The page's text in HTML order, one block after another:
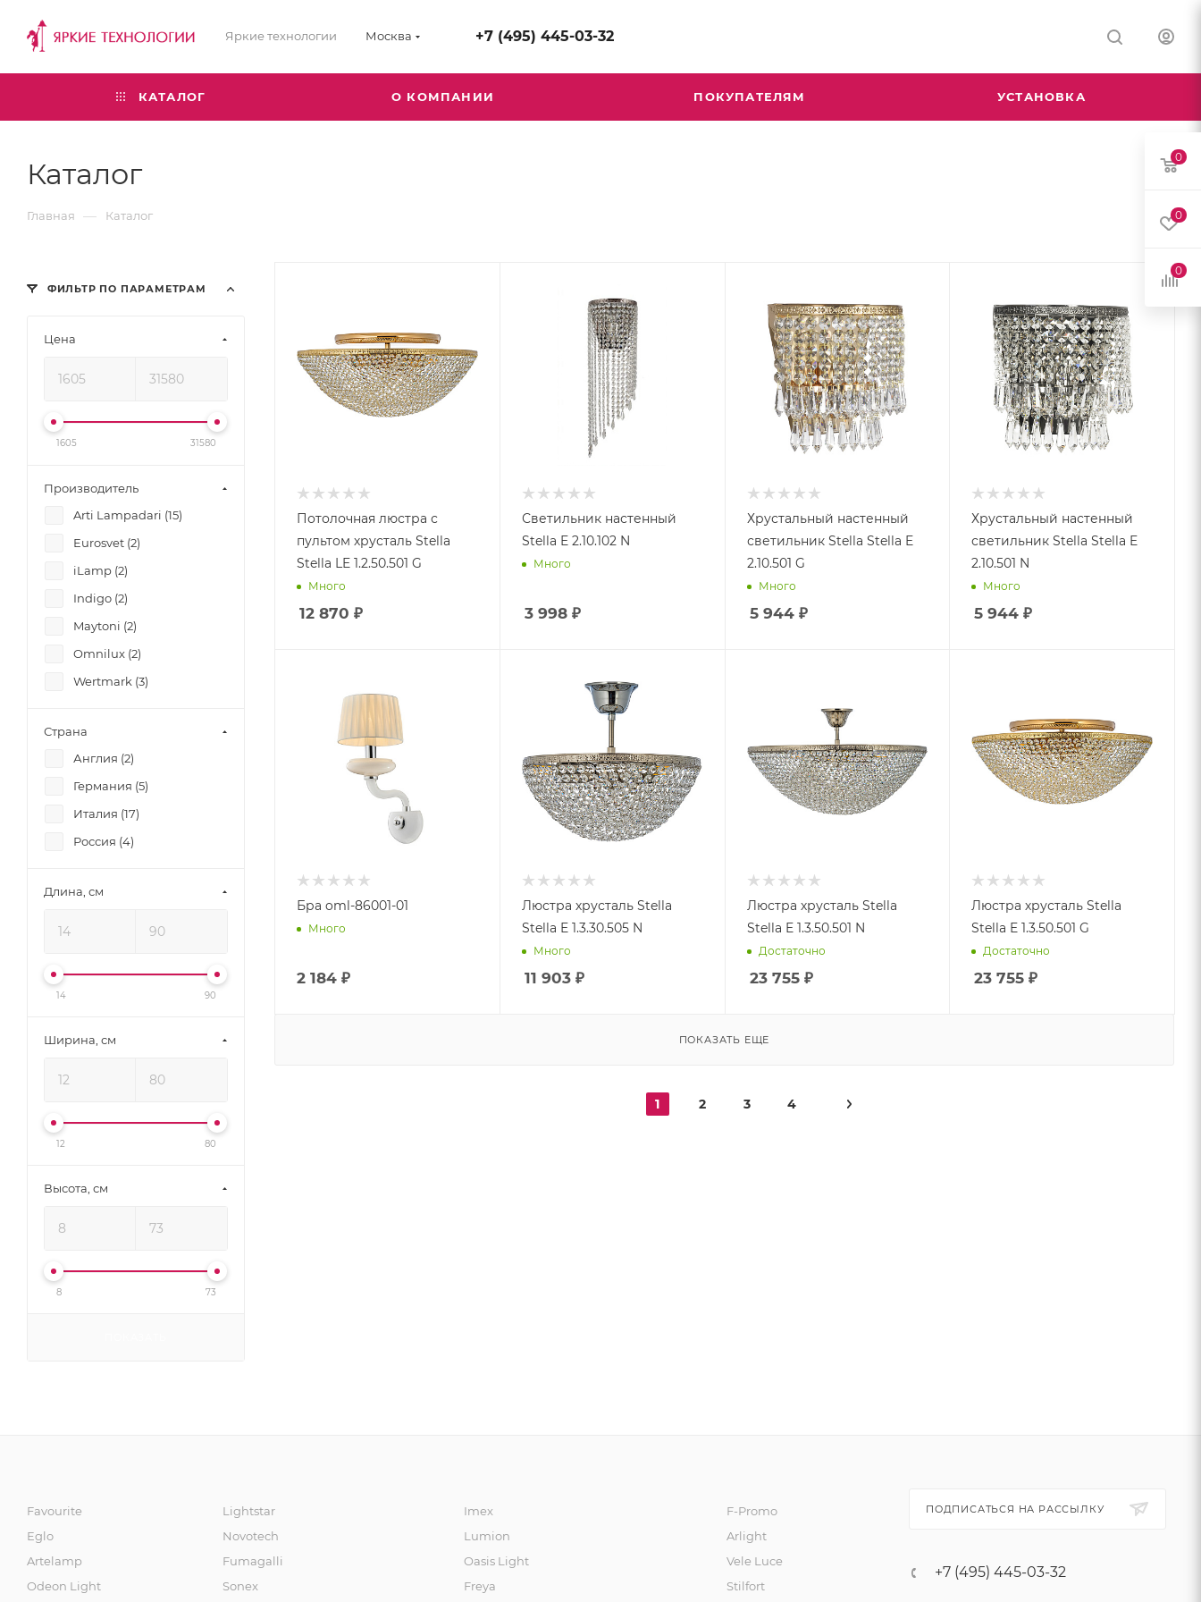
Яркие технологии Москва +7 (495) 445-03-32
КАТАЛОГ О КОМПАНИИ ПОКУПАТЕЛЯМ УСТАНОВКА
Каталог
Главная — Каталог
ФИЛЬТР ПО ПАРАМЕТРАМ
Цена
1605 31580
Производитель
Arti Lampadari (15)
Eurosvet (2)
iLamp (2)
Indigo (2)
Maytoni (2)
Omnilux (2)
Wertmark (3)
Страна
Англия (2)
Германия (5)
Италия (17)
Россия (4)
Длина, см
14 90
Ширина, см
12 80
Высота, см
8 73
Потолочная люстра с
пультом хрусталь Stella
Stella LE 1.2.50.501 G
Много
12 870 ₽
Светильник настенный
Stella E 2.10.102 N
Много
3 998₽
Хрустальный настенный
светильник Stella Stella E
2.10.501 G
Много
5 944₽
Хрустальный настенный
светильник Stella Stella E
2.10.501 N
Много
5 944 ₽
Бра oml-86001-01
Много
2 184 ₽
Люстра хрусталь Stella
Stella E 1.3.30.505 N
Много
11 903₽
Люстра хрусталь Stella
Stella E 1.3.50.501 N
Достаточно
23 755₽
Люстра хрусталь Stella
Stella E 1.3.50.501 G
Достаточно
23 755 ₽
ПОКАЗАТЬ ЕЩЕ
1 2 3 4
Favourite
Eglo
Artelamp
Odeon Light
Lightstar
Novotech
Fumagalli
Sonex
Imex
Lumion
Oasis Light
Freya
F-Promo
Arlight
Vele Luce
Stilfort
ПОДПИСАТЬСЯ НА РАССЫЛКУ
+7 (495) 445-03-32
0
0
0